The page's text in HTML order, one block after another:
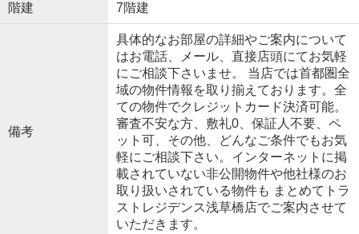
階建 7階建
備考
具体的なお部屋の詳細やご案内について
はお電話、メール、直接店頭にてお気軽
にご相談下さいませ。 当店では首都圏全
域の物件情報を取り揃えております。全
ての物件でクレジットカード決済可能。
審査不安な方、敷礼0、保証人不要、ペ
ット可、その他、どんなご条件でもお気
軽にご相談下さい。インターネットに掲
載されていない非公開物件や他社様のお
取り扱いされている物件も まとめてトラ
ストレジデンス浅草橋店でご案内させて
いただきます。